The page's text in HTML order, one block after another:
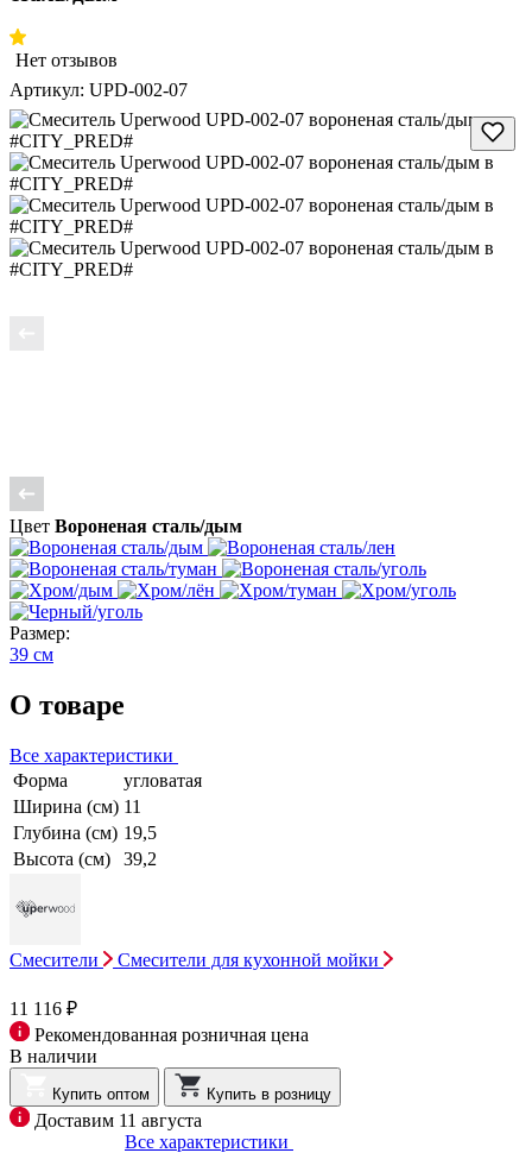
Нет отзывов
Артикул: UPD-002-07
Цвет Вороненая сталь/дым
Размер:
39 см
О товаре
Все характеристики
Форма
угловатая
Ширина (см) 11
Глубина (см) 19,5
Высота (см)
39,2
Смесители Смесители для кухонной мойки
11 116 ₽
Рекомендованная розничная цена
В наличии
Купить оптом Купить в розницу
Доставим 11 августа
Все характеристики